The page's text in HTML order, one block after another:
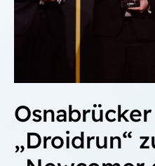
„Droidrun“